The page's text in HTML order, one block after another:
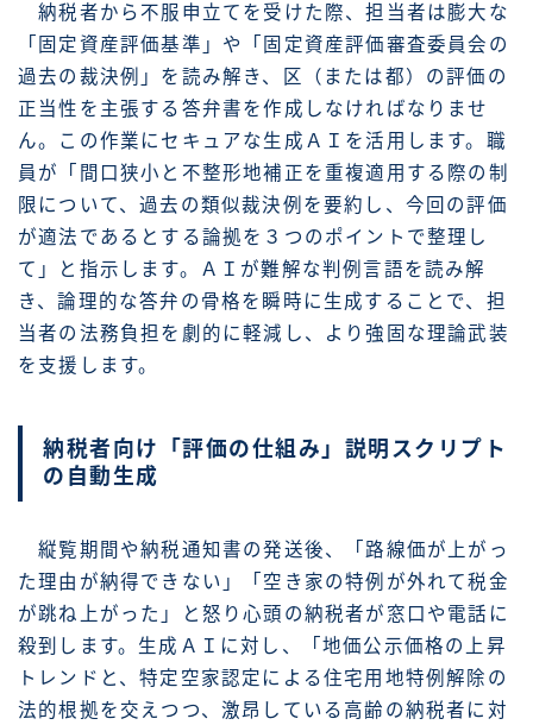
納税者から不服申立てを受けた際、担当者は膨大な
「固定資産評価基準」や「固定資産評価審査委員会の
過去の裁決例」を読み解き、区（または都）の評価の
正当性を主張する答弁書を作成しなければなりませ
ん。この作業にセキュアな生成ＡＩを活用します。職
員が「間口狭小と不整形地補正を重複適用する際の制
限について、過去の類似裁決例を要約し、今回の評価
が適法であるとする論拠を３つのポイントで整理し
て」と指示します。ＡＩが難解な判例言語を読み解
き、論理的な答弁の骨格を瞬時に生成することで、担
当者の法務負担を劇的に軽減し、より強固な理論武装
を支援します。
納税者向け「評価の仕組み」説明スクリプト
の自動生成
縦覧期間や納税通知書の発送後、「路線価が上がっ
た理由が納得できない」「空き家の特例が外れて税金
が跳ね上がった」と怒り心頭の納税者が窓口や電話に
殺到します。生成ＡＩに対し、「地価公示価格の上昇
トレンドと、特定空家認定による住宅用地特例解除の
法的根拠を交えつつ、激昂している高齢の納税者に対